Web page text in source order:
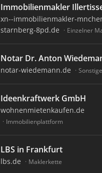
Immobilienmakler
xn--immobilienmakler-
starnberg-8pd.de
Einzelner
Notar Dr. Anton
notar-wiedemann.de Sonstige
Ideenkraftwerk GmbH
wohnenmietenkaufen.de
Immobilienplattform
LBS in Frankfurt
lbs.de Maklerkette